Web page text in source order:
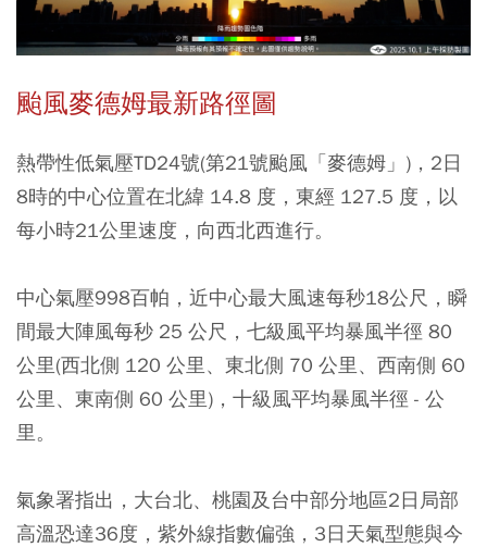
颱風麥德姆最新路徑圖
熱帶性低氣壓TD24號(第21號颱風「麥德姆」)，2日
8時的中心位置在北緯 14.8 度，東經 127.5 度，以
每小時21公里速度，向西北西進行。
中心氣壓998百帕，近中心最大風速每秒18公尺，瞬
間最大陣風每秒 25 公尺，七級風平均暴風半徑 80
公里(西北側 120 公里、東北側 70 公里、西南側 60
公里、東南側 60 公里)，十級風平均暴風半徑 - 公
里。
氣象署指出，大台北、桃園及台中部分地區2日局部
高溫恐達36度，紫外線指數偏強，3日天氣型態與今